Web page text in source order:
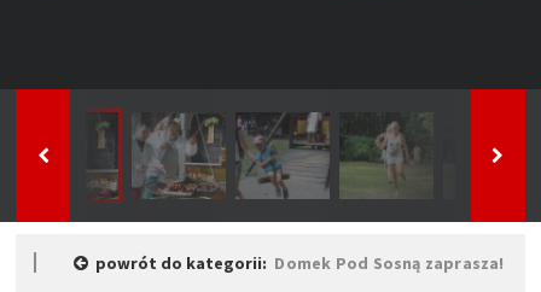
powrót do kategorii: Domek Pod Sosną zaprasza!